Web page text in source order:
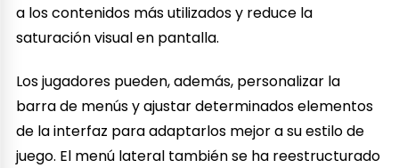
a los contenidos más utilizados y reduce la
saturación visual en pantalla.
Los jugadores pueden, además, personalizar la
barra de menús y ajustar determinados elementos
de la interfaz para adaptarlos mejor a su estilo de
juego. El menú lateral también se ha reestructurado